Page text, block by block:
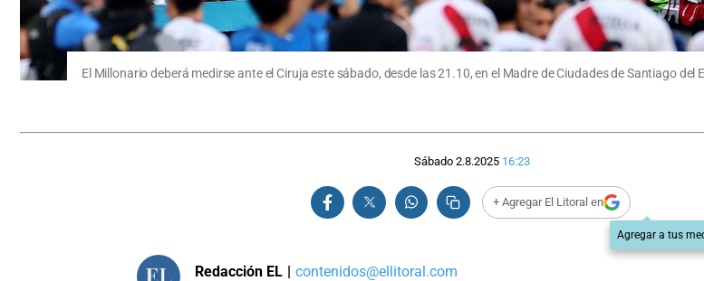
El Millonario deberá medirse ante el Ciruja este sábado, desde las 21.10, en el Madre de Ciudades de Santiago
Sábado 2.8.2025 16:23
+ Agregar El Litoral en
Agregar a tus
Redacción EL | contenidos@ellitoral.com